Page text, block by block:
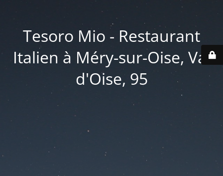
Tesoro Mio - Restaurant
Italien à Méry-sur-Oise, Val
d'Oise, 95